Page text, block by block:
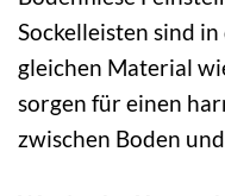
Sockelleisten sind
gleichen Material
sorgen für einen
zwischen Boden